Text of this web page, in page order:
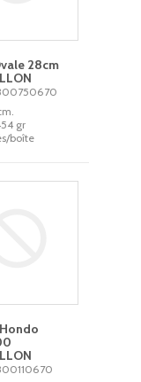
28cm
gr
boîte